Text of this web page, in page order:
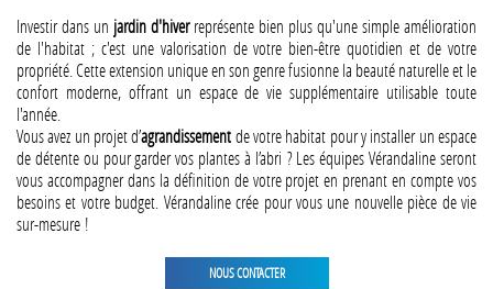
Investir dans un jardin d'hiverreprésente bien plus qu'une simple amélioration
de l'habitat ; c'est une valorisation de votre bien-être quotidien et de votre
propriété. Cette extension unique en son genre fusionne la beauté naturelle et le
confort moderne, offrant un espace de vie supplémentaire utilisable toute
l'année.
Vous avez un projet d’agrandissementde votre habitat pour y installer un espace
de détente ou pour garder vos plantes à l’abri ? Les équipes Vérandaline seront
vous accompagner dans la définition de votre projet en prenant en compte vos
besoins et votre budget. Vérandaline crée pour vous une nouvelle pièce de vie
sur-mesure !
NOUS CONTACTER